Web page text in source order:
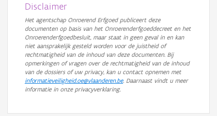
Disclaimer
Het agentschap Onroerend Erfgoed publiceert deze
documenten op basis van het Onroerenderfgoeddecreet en het
Onroerenderfgoedbesluit, maar staat in geen geval in en kan
niet aansprakelijk gesteld worden voor de juistheid of
rechtmatigheid van de inhoud van deze documenten. Bij
opmerkingen of vragen over de rechtmatigheid van de inhoud
van de dossiers of uw privacy, kan u contact opnemen met
informatieveiligheid.oe@vlaanderen.be. Daarnaast vindt u meer
informatie in onze privacyverklaring.